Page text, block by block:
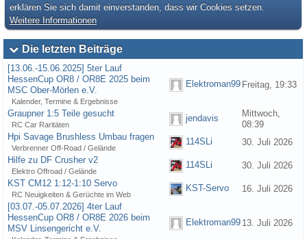
erklären Sie sich damit einverstanden, dass wir Cookies setzen.
Weitere Informationen
Die letzten Beiträge
[13.06.-15.06.2025] 5ter Lauf
HessenCup OR8 / OR8E 2025 beim
MSC Ober-Mörlen e.V.
Kalender, Termine & Ergebnisse
Elektroman99 Freitag, 19:33
Graupner 1:5 Teile gesucht
RC Car Raritäten
jendavis
Mittwoch,
08:39
Hpi Savage Brushless Umbau fragen
Verbrenner Off-Road / Gelände
114SLi
30. Juli 2026
Hilfe zu DF Crusher v2
Elektro Offroad / Gelände
114SLi
30. Juli 2026
KST CM12 1:12-1:10 Servo
RC Neuigkeiten & Gerüchte im Web
KST-Servo
16. Juli 2026
[03.07.-05.07.2026] 4ter Lauf
HessenCup OR8 / OR8E 2026 beim
MSV Linsengericht e.V.
Elektroman99 13. Juli 2026